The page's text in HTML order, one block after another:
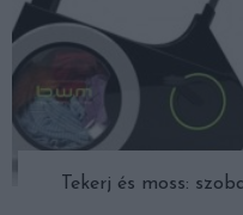
Tekerj és moss: